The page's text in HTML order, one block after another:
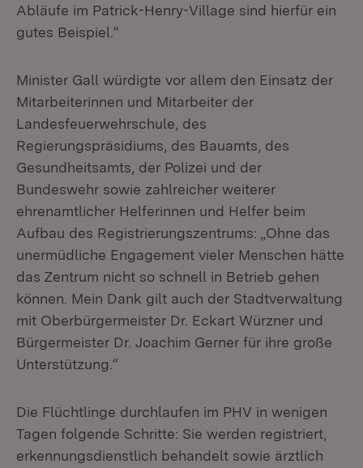
Abläufe im Patrick-Henry-Village sind hierfür ein
gutes Beispiel.“
Minister Gall würdigte vor allem den Einsatz der
Mitarbeiterinnen und Mitarbeiter der
Landesfeuerwehrschule, des
Regierungspräsidiums, des Bauamts, des
Gesundheitsamts, der Polizei und der
Bundeswehr sowie zahlreicher weiterer
ehrenamtlicher Helferinnen und Helfer beim
Aufbau des Registrierungszentrums: „Ohne das
unermüdliche Engagement vieler Menschen hätte
das Zentrum nicht so schnell in Betrieb gehen
können. Mein Dank gilt auch der Stadtverwaltung
mit Oberbürgermeister Dr. Eckart Würzner und
Bürgermeister Dr. Joachim Gerner für ihre große
Unterstützung.“
Die Flüchtlinge durchlaufen im PHV in wenigen
Tagen folgende Schritte: Sie werden registriert,
erkennungsdienstlich behandelt sowie ärztlich